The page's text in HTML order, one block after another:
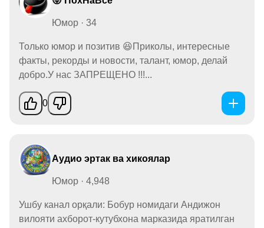
Юмор · 34
Только юмор и позитив 😆Приколы, интересные
факты, рекорды и новости, талант, юмор, делай
добро.У нас ЗАПРЕЩЕНО !!!...
0
Аудио эртак ва хикоялар
Юмор · 4,948
Ушбу канал орқали: Бобур номидаги Андижон
вилояти ахборот-кутубхона марказида яратилган